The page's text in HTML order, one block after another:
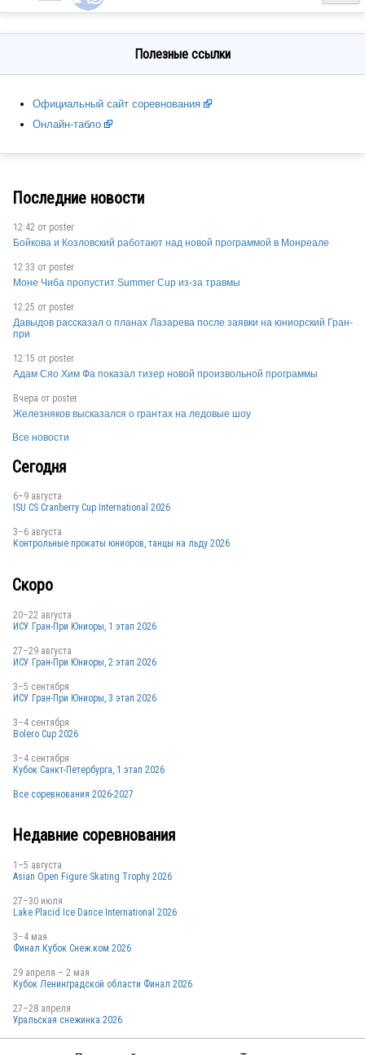
RUS
RUS
RUS
RUS
RUS
RUS
RUS
RUS
RUS
RUS
RUS
RUS
Полезные ссылки
Официальный сайт соревнования
Онлайн-табло
Последние новости
12:42 от poster
Бойкова и Козловский работают над новой программой в Монреале
12:33 от poster
Моне Чиба пропустит Summer Cup из-за травмы
12:25 от poster
Давыдов рассказал о планах Лазарева после заявки на юниорский Гран-
при
12:15 от poster
Адам Сяо Хим Фа показал тизер новой произвольной программы
Вчера от poster
Железняков высказался о грантах на ледовые шоу
Все новости
Сегодня
6–9 августа
ISU CS Cranberry Cup International 2026
3–6 августа
Контрольные прокаты юниоров, танцы на льду 2026
Скоро
20–22 августа
ИСУ Гран-При Юниоры, 1 этап 2026
27–29 августа
ИСУ Гран-При Юниоры, 2 этап 2026
3–5 сентября
ИСУ Гран-При Юниоры, 3 этап 2026
3–4 сентября
Bolero Cup 2026
3–4 сентября
Кубок Санкт-Петербурга, 1 этап 2026
Все соревнования 2026-2027
Недавние соревнования
1–5 августа
Asian Open Figure Skating Trophy 2026
27–30 июля
Lake Placid Ice Dance International 2026
3–4 мая
Финал Кубок Снеж.ком 2026
29 апреля – 2 мая
Кубок Ленинградской области Финал 2026
27–28 апреля
Уральская снежинка 2026